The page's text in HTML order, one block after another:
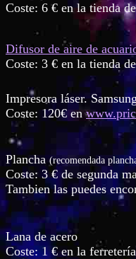
Coste: 6 € en la tienda
Difusor de aire de
Coste: 3 € en la tienda
Impresora láser.
Coste: 120€ en
Plancha(recomendada
Coste: 3 € de segunda
Tambien las puedes
Lana de acero
Coste: 1 € en la